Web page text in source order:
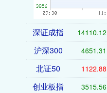
深证成指 14110.12
沪深300 4651.31
北证50 1122.88
创业板指 3515.56